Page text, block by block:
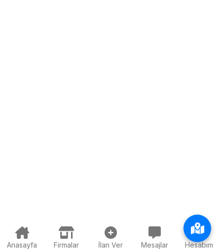
Anasayfa Firmalar İlan Ver Mesajlar Hesabım